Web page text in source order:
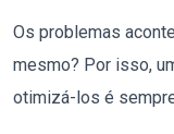
Os problemas
mesmo? Por isso,
otimizá-los é